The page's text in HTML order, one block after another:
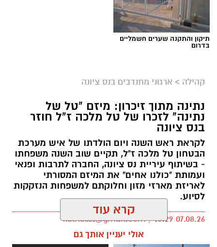
תיקון והתקנה שערים חשמליים
בדרום
קהילה > ארגוני מתנדבים בנס ציונה
נתינה מתוך זיכרון: מיזם "טל של
נתינה" לזכרו של טל מלכה ז"ל חוזר
בנס ציונה
לקראת ראש השנה ויום הולדתו של איש מערכת
הבטחון טל מלכה ז"ל, תקיים שוב השנה משפחתו
- בשיתוף עיריית נס ציונה, החברה לתרבות ופנאי
ועמותת "כולנו אחים" את המיזם המסורתי
לאריזת מארזי מזון וחלוקתם למשפחות הנזקקות
לסיוע.
kolness1@gmail.com / 10:29 07.08.26
קרא עוד
אולי יעניין אותך גם